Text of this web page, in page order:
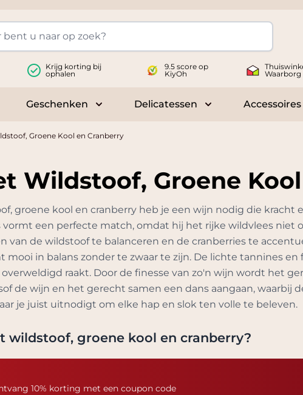
Krijg korting bij
ophalen
9.5 score op
KiyOh
Waarborg
submenu for Wijnen
Geschenken
Toggle submenu for Geschenken
Delicatessen
Toggle submenu
Accessoires
Groene Kool en Cranberry
Wildstoof, Groene
groene kool en cranberry heb je een wijn nodig die kracht
een perfecte match, omdat hij het rijke wildvlees niet
van de wildstoof te balanceren en de cranberries te
in balans zonder te zwaar te zijn. De lichte tannines en
raakt. Door de finesse van zo'n wijn wordt het
de wijn en het gerecht samen een dans aangaan, waarbij
je juist uitnodigt om elke hap en slok ten volle te beleven.
wildstoof, groene kool en cranberry?
10% korting met een coupon code